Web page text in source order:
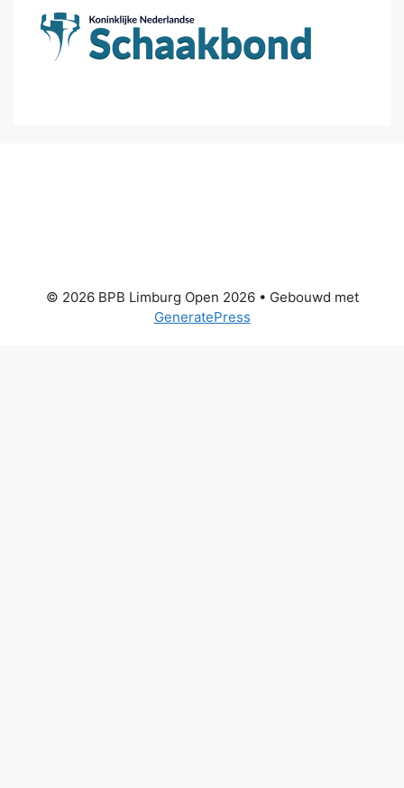
© 2026 BPB Limburg Open 2026• Gebouwd met
GeneratePress